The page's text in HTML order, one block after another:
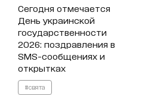
Сегодня отмечается
День украинской
государственности
2026: поздравления в
SMS-сообщениях и
открытках
#свята